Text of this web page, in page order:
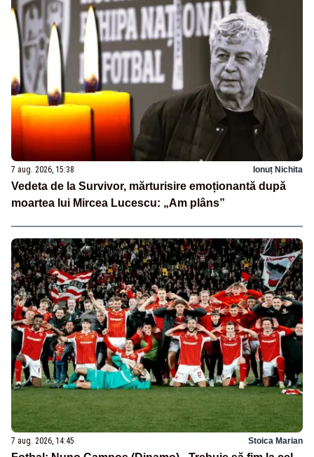
7 aug. 2026, 15:38 Ionuț Nichita
Vedeta de la Survivor, mărturisire emoționantă după
moartea lui Mircea Lucescu: „Am plâns”
7 aug. 2026, 14:45 Stoica Marian